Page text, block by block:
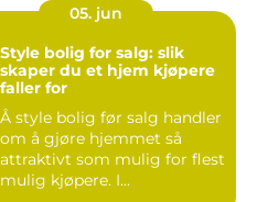
05. jun
Style bolig for salg: slik
skaper du et hjem kjøpere
faller for
Å style bolig før salg handler
om å gjøre hjemmet så
attraktivt som mulig for flest
mulig kjøpere. I...